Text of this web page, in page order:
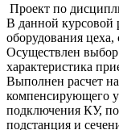
Проект по
В данной курсовой
оборудования
Осуществлен
характеристика
Выполнен расчет
компенсирующего
подключения КУ,
подстанция и